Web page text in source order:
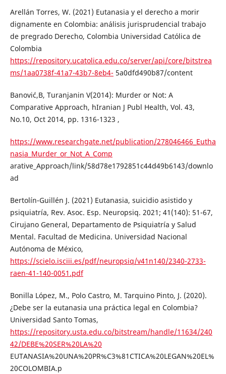
Arellán Torres, W. (2021) Eutanasia y el derecho a morir
dignamente en Colombia: análisis jurisprudencial trabajo
de pregrado Derecho, Colombia Universidad Católica de
Colombia
https://repository.ucatolica.edu.co/server/api/core/bitstrea
ms/1aa0738f-41a7-43b7-8eb4- 5a0dfd490b87/content
Banović,B, Turanjanin V(2014): Murder or Not: A
Comparative Approach, hIranian J Publ Health, Vol. 43,
No.10, Oct 2014, pp. 1316-1323 ,
https://www.researchgate.net/publication/278046466_Eutha
nasia_Murder_or_Not_A_Comp
arative_Approach/link/58d78e1792851c44d49b6143/downlo
ad
Bertolín-Guillén J. (2021) Eutanasia, suicidio asistido y
psiquiatría, Rev. Asoc. Esp. Neuropsiq. 2021; 41(140): 51-67,
Cirujano General, Departamento de Psiquiatría y Salud
Mental. Facultad de Medicina. Universidad Nacional
Autónoma de México,
https://scielo.isciii.es/pdf/neuropsiq/v41n140/2340-2733-
raen-41-140-0051.pdf
Bonilla López, M., Polo Castro, M. Tarquino Pinto, J. (2020).
¿Debe ser la eutanasia una práctica legal en Colombia?
Universidad Santo Tomas,
https://repository.usta.edu.co/bitstream/handle/11634/240
42/DEBE%20SER%20LA%20
EUTANASIA%20UNA%20PR%C3%81CTICA%20LEGAN%20EL%
20COLOMBIA.p